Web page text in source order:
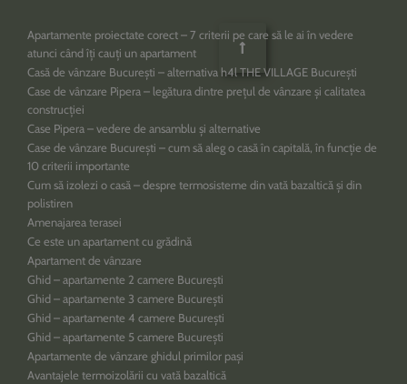
Apartamente proiectate corect – 7 criterii pe care să le ai în vedere
atunci când îți cauți un apartament
Casă de vânzare București – alternativa h4l THE VILLAGE București
Case de vânzare Pipera – legătura dintre prețul de vânzare și calitatea
construcției
Case Pipera – vedere de ansamblu și alternative
Case de vânzare București – cum să aleg o casă în capitală, în funcție de
10 criterii importante
Cum să izolezi o casă – despre termosisteme din vată bazaltică și din
polistiren
Amenajarea terasei
Ce este un apartament cu grădină
Apartament de vânzare
Ghid – apartamente 2 camere București
Ghid – apartamente 3 camere București
Ghid – apartamente 4 camere București
Ghid – apartamente 5 camere București
Apartamente de vânzare ghidul primilor pași
Avantajele termoizolării cu vată bazaltică